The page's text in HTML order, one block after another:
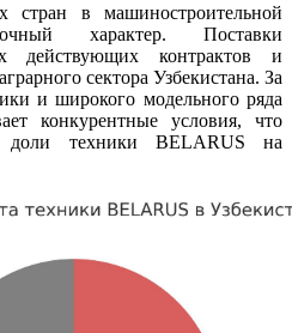
стран в машиностроительной
характер. Поставки
действующих контрактов и
сектора Узбекистана. За
и широкого модельного ряда
конкурентные условия, что
доли техники BELARUS на